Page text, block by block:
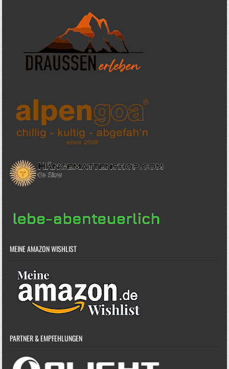
MEINE AMAZON WISHLIST
PARTNER & EMPFEHLUNGEN